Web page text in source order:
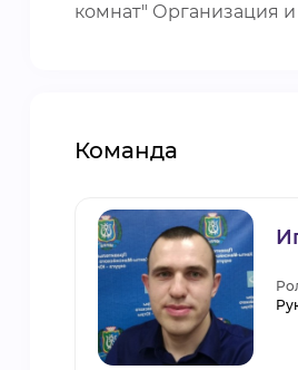
комнат" Организация
Команда